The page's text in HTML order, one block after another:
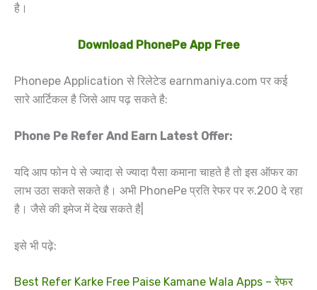
है।
Download PhonePe App Free
Phonepe Application से रिलेटेड earnmaniya.com पर कई
सारे आर्टिकल है जिसे आप पढ़ सकते है:
Phone Pe Refer And Earn Latest Offer:
यदि आप फोन पे से ज्यादा से ज्यादा पैसा कमाना चाहते है तो इस ऑफर का
लाभ उठा सकते सकते है। अभी PhonePe प्रति रेफर पर रु.200 दे रहा
है। जैसे की इमेज में देख सकते है|
इसे भी पढ़े:
Best Refer Karke Free Paise Kamane Wala Apps – रेफर